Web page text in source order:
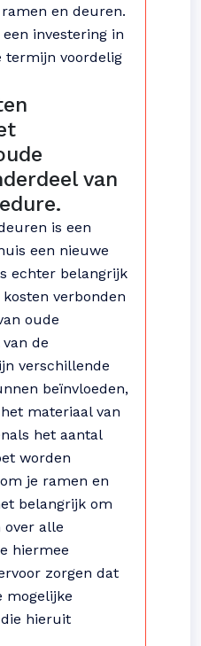
en deuren.
investering in
termijn voordelig
van
is een
een nieuwe
echter belangrijk
verbonden
oude
de
verschillende
beïnvloeden,
materiaal van
het aantal
worden
je ramen en
belangrijk om
over alle
hiermee
zorgen dat
mogelijke
hieruit